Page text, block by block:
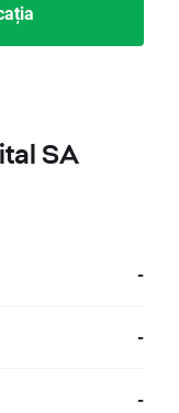
SA
-
-
-